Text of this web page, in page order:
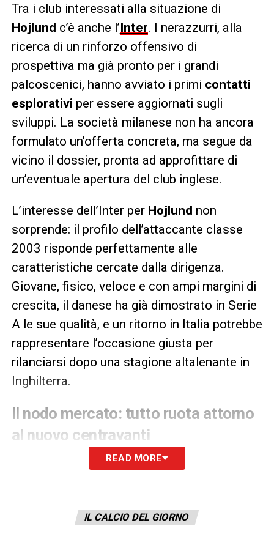
Tra i club interessati alla situazione di
Hojlund c’è anche l’Inter. I nerazzurri, alla
ricerca di un rinforzo offensivo di
prospettiva ma già pronto per i grandi
palcoscenici, hanno avviato i primi contatti
esplorativi per essere aggiornati sugli
sviluppi. La società milanese non ha ancora
formulato un’offerta concreta, ma segue da
vicino il dossier, pronta ad approfittare di
un’eventuale apertura del club inglese.
L’interesse dell’Inter per Hojlund non
sorprende: il profilo dell’attaccante classe
2003 risponde perfettamente alle
caratteristiche cercate dalla dirigenza.
Giovane, fisico, veloce e con ampi margini di
crescita, il danese ha già dimostrato in Serie
A le sue qualità, e un ritorno in Italia potrebbe
rappresentare l’occasione giusta per
rilanciarsi dopo una stagione altalenante in
Inghilterra.
Il nodo mercato: tutto ruota attorno
al nuovo centravanti
Uno dei fattori chiave nella decisione sul
entrata del Manchester United. La società
inglese è infatti alla ricerca di un nuovo
READ MORE
IL CALCIO DEL GIORNO